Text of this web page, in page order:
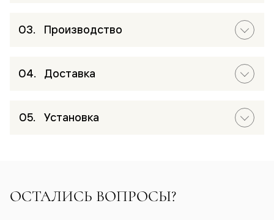
Производство
Доставка
Установка
ОСТАЛИСЬ ВОПРОСЫ?